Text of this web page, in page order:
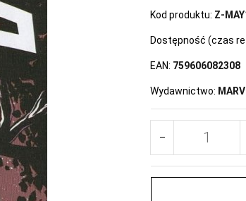
Kod produktu: Z-
Dostępność (czas
EAN: 759606082308
Wydawnictwo: